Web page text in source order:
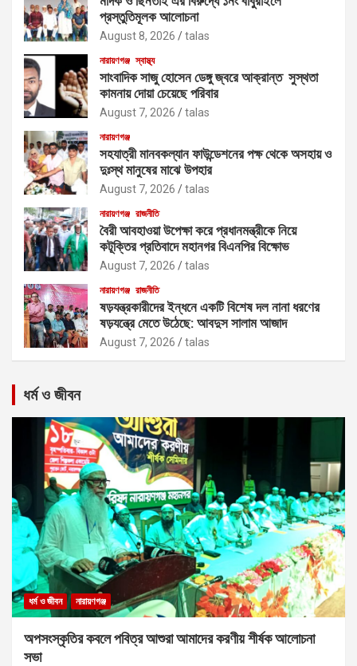
প্রস্তুতিমূলক আলোচনা
August 8, 2026 talas
নারায়ণগঞ্জ স্বাস্থ্য
সাংবাদিক সাজু হোসেন ডেঙ্গু জ্বরে আক্রান্ত সুস্থতা
কামনায় দোয়া চেয়েছে পরিবার
August 7, 2026 talas
নারায়ণগঞ্জ
সহযাত্রী মানবকল্যান ফাউন্ডেশনের পক্ষ থেকে অসহায় ও
দুঃস্থ মানুষের মাঝে উপহার
August 7, 2026 talas
নারায়ণগঞ্জ রাজনীতি
বৈরী আবহাওয়া উপেক্ষা করে প্রধানমন্ত্রীকে নিয়ে
কটূক্তির প্রতিবাদে মহানগর বিএনপির বিক্ষোভ
August 7, 2026 talas
নারায়ণগঞ্জ রাজনীতি
ষড়যন্ত্রকারীদের ইন্ধনে একটি বিশেষ দল নানা ধরণের
ষড়যন্ত্রে মেতে উঠেছে: আবদুস সালাম আজাদ
August 7, 2026 talas
ধর্ম ও জীবন
ধর্ম ও জীবন নারায়ণগঞ্জ
অপসংস্কৃতির কবলে পবিত্র আশুরা আমাদের করণীয় শীর্ষক আলোচনা
সভা